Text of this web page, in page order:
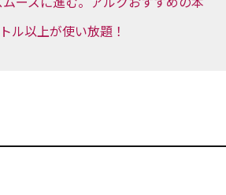
ル以上が使い放題！